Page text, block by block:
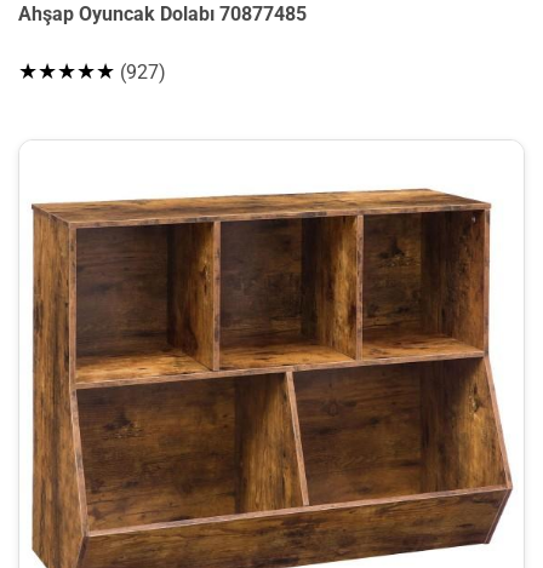
Ahşap Oyuncak Dolabı 70877485
★★★★★ (927)